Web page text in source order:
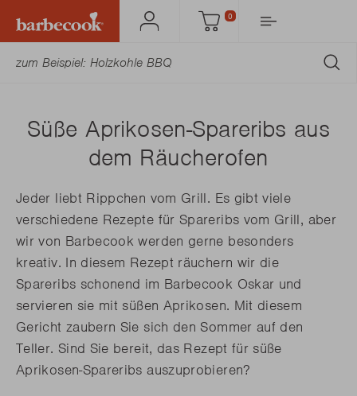
Mein
Einkaufswagen
0
Süße Aprikosen-Spareribs aus
dem Räucherofen
Jeder liebt Rippchen vom Grill. Es gibt viele
verschiedene Rezepte für Spareribs vom Grill, aber
wir von Barbecook werden gerne besonders
kreativ. In diesem Rezept räuchern wir die
Spareribs schonend im Barbecook Oskar und
servieren sie mit süßen Aprikosen. Mit diesem
Gericht zaubern Sie sich den Sommer auf den
Teller. Sind Sie bereit, das Rezept für süße
Aprikosen-Spareribs auszuprobieren?